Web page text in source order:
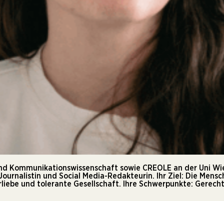
Kommunikationswissenschaft sowie CREOLE an der Uni
und Social Media-Redakteurin. Ihr Ziel: Die
und tolerante Gesellschaft. Ihre Schwerpunkte: